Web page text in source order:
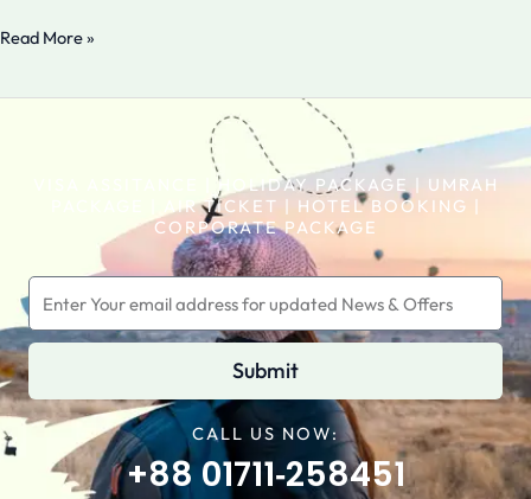
USDT
Read More »
VISA ASSITANCE | HOLIDAY PACKAGE | UMRAH
PACKAGE | AIR TICKET | HOTEL BOOKING |
CORPORATE PACKAGE
Submit
CALL US NOW:
+88 01711‑258451